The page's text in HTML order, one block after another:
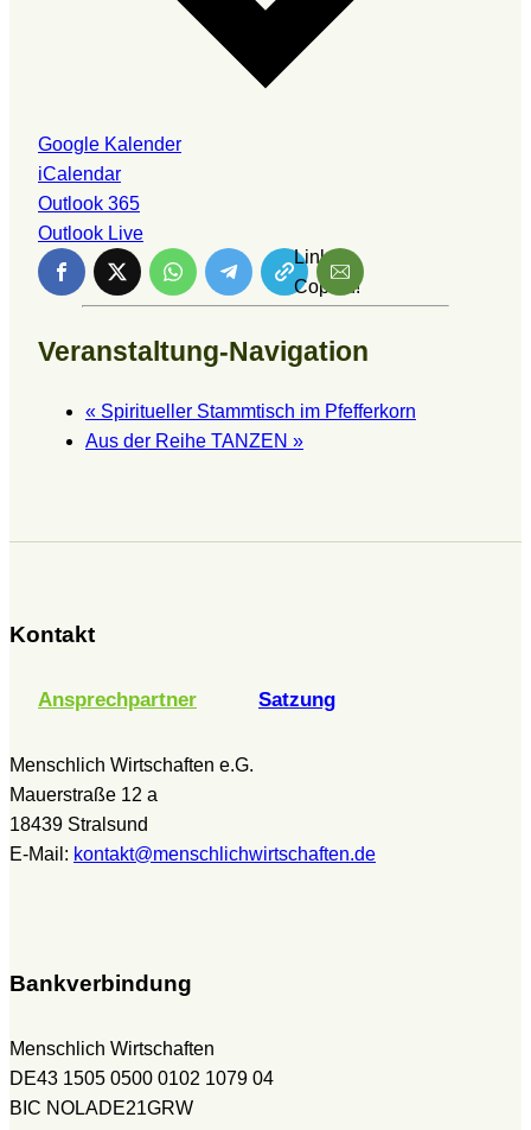
Google Kalender
iCalendar
Outlook 365
Outlook Live
Link is
Copied!
Veranstaltung-Navigation
« Spiritueller Stammtisch im Pfefferkorn
Aus der Reihe TANZEN »
Kontakt
Ansprechpartner Satzung
Menschlich Wirtschaften e.G.
Mauerstraße 12 a
18439 Stralsund
E-Mail: kontakt@menschlichwirtschaften.de
Bankverbindung
Menschlich Wirtschaften
DE43 1505 0500 0102 1079 04
BIC NOLADE21GRW